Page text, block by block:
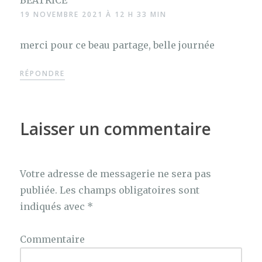
19 NOVEMBRE 2021 À 12 H 33 MIN
merci pour ce beau partage, belle journée
RÉPONDRE
Laisser un commentaire
Votre adresse de messagerie ne sera pas
publiée. Les champs obligatoires sont
indiqués avec *
Commentaire